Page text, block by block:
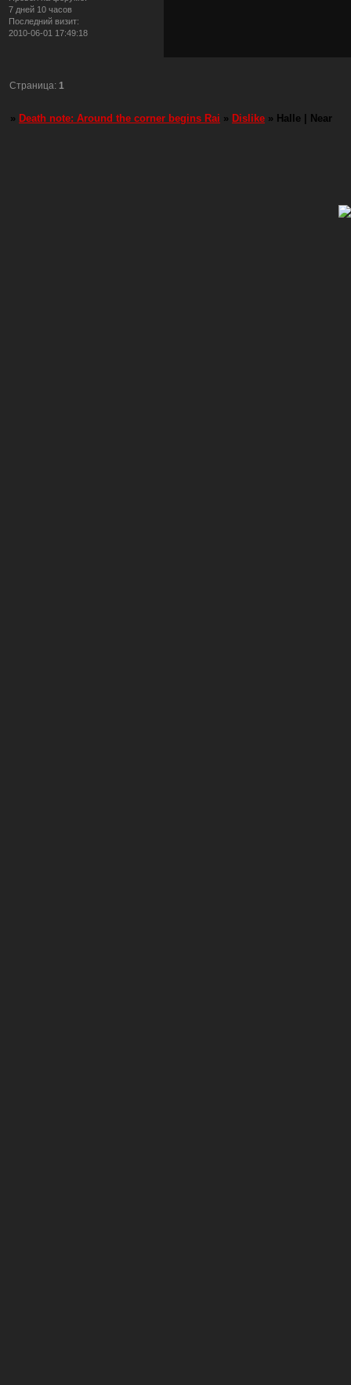
7 дней 10 часов
Последний визит:
2010-06-01 17:49:18
Страница: 1
» Death note: Around the corner begins Rai » Dislike » Halle | Near